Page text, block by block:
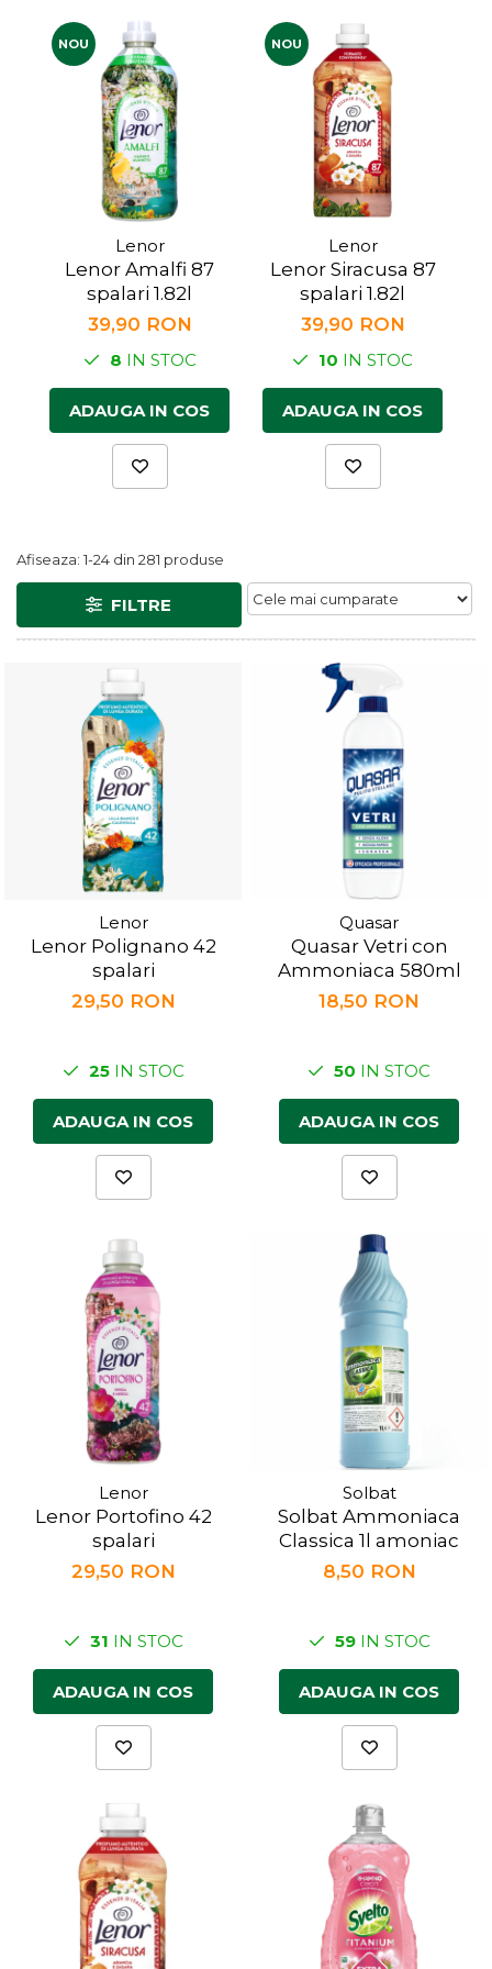
Făină italiană
Condimente & Sare
Zahăr & Îndulcitori
Lapte & Condensat
Gran Cucina
Creme & Esente
Paste Italiene
Orez & Polenta
NOU
Lenor
Lenor Amalfi 87
spalari 1.82l
39,90 RON
8 IN STOC
ADAUGA IN COS
NOU
Lenor
Lenor Siracusa 87
spalari 1.82l
39,90 RON
10 IN STOC
ADAUGA IN COS
Afiseaza: 1-24 din 281 produse
FILTRE
Lenor
Lenor Polignano 42
spalari
29,50 RON
25IN STOC
ADAUGA IN COS
Quasar
Quasar Vetri con
Ammoniaca 580ml
18,50 RON
50 IN STOC
ADAUGA IN COS
Lenor
Lenor Portofino 42
spalari
29,50 RON
31 IN STOC
ADAUGA IN COS
Solbat
Solbat Ammoniaca
Classica 1l amoniac
8,50 RON
59IN STOC
ADAUGA IN COS